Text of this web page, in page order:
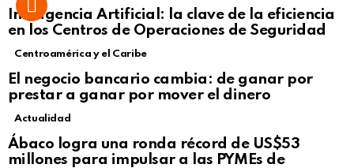
Inteligencia Artificial: la clave de la eficiencia
en los Centros de Operaciones de Seguridad
Centroamérica y el Caribe
El negocio bancario cambia: de ganar por
prestar a ganar por mover el dinero
Not Safe For Work
Click to view this post
Actualidad
Ábaco logra una ronda récord de US$53
millones para impulsar a las PYMEs de